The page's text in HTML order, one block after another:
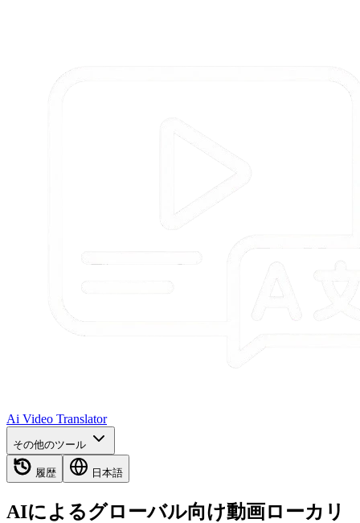
Ai Video Translator
その他のツール
履歴 日本語
AIによるグローバル向け動画ローカリ